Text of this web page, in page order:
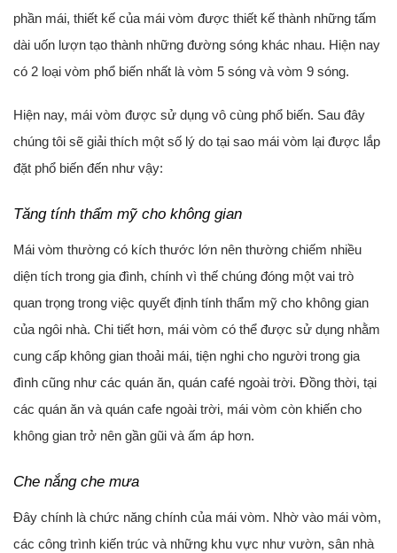
phần mái, thiết kế của mái vòm được thiết kế thành những tấm
dài uốn lượn tạo thành những đường sóng khác nhau. Hiện nay
có 2 loại vòm phổ biến nhất là vòm 5 sóng và vòm 9 sóng.
Hiện nay, mái vòm được sử dụng vô cùng phổ biến. Sau đây
chúng tôi sẽ giải thích một số lý do tại sao mái vòm lại được lắp
đặt phổ biến đến như vậy:
Tăng tính thẩm mỹ cho không gian
Mái vòm thường có kích thước lớn nên thường chiếm nhiều
diện tích trong gia đình, chính vì thế chúng đóng một vai trò
quan trọng trong việc quyết định tính thẩm mỹ cho không gian
của ngôi nhà. Chi tiết hơn, mái vòm có thể được sử dụng nhằm
cung cấp không gian thoải mái, tiện nghi cho người trong gia
đình cũng như các quán ăn, quán café ngoài trời. Đồng thời, tại
các quán ăn và quán cafe ngoài trời, mái vòm còn khiến cho
không gian trở nên gần gũi và ấm áp hơn.
Che nắng che mưa
Đây chính là chức năng chính của mái vòm. Nhờ vào mái vòm,
các công trình kiến trúc và những khu vực như vườn, sân nhà